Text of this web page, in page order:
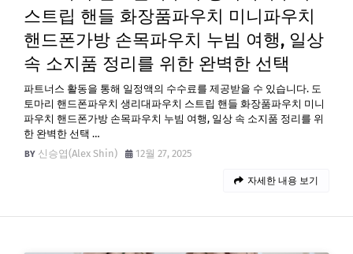
스트립 핸들 화장품파우치 미니파우치
핸드폰가방 손목파우치 누빔 여행, 일상
속 소지품 정리를 위한 완벽한 선택
파트너스 활동을 통해 일정액의 수수료를 제공받을 수 있습니다. 도
토마리 핸드폰파우치 생리대파우치 스트립 핸들 화장품파우치 미니
파우치 핸드폰가방 손목파우치 누빔 여행, 일상 속 소지품 정리를 위
한 완벽한 선택 …
신승엽(Alex Shin)
12월 27, 2025
자세한 내용 보기